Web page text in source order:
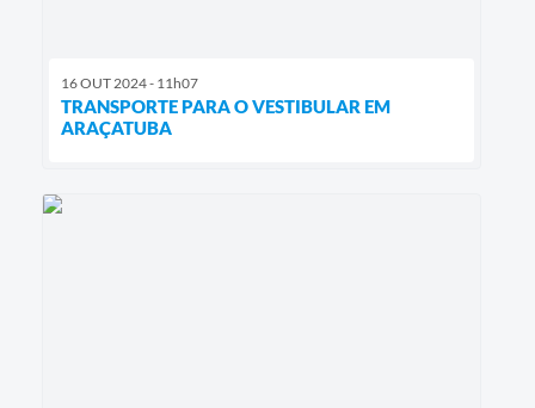
16 OUT 2024 - 11h07
TRANSPORTE PARA O VESTIBULAR EM
ARAÇATUBA